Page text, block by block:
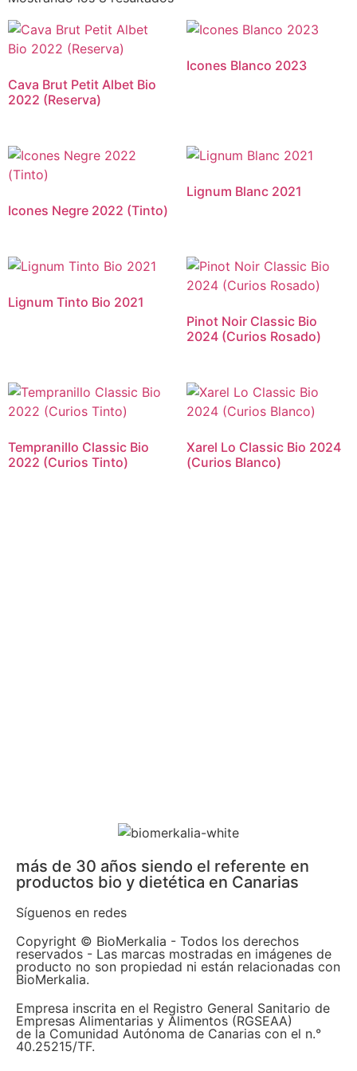
Cava Brut Petit Albet Bio
2022 (Reserva)
Icones Blanco 2023
Icones Negre 2022 (Tinto)
Lignum Blanc 2021
Lignum Tinto Bio 2021
Pinot Noir Classic Bio
2024 (Curios Rosado)
Tempranillo Classic Bio
2022 (Curios Tinto)
Xarel Lo Classic Bio 2024
(Curios Blanco)
más de 30 años siendo el referente en
productos bio y dietética en Canarias
Síguenos en redes
Copyright © BioMerkalia - Todos los derechos
reservados - Las marcas mostradas en imágenes de
producto no son propiedad ni están relacionadas con
BioMerkalia.
Empresa inscrita en el Registro General Sanitario de
Empresas Alimentarias y Alimentos (RGSEAA)
de la Comunidad Autónoma de Canarias con el n.°
40.25215/TF.